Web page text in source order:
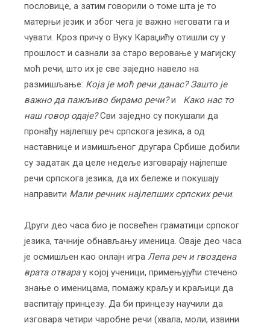
пословице, а затим говорили о томе шта је то
матерњи језик и због чега је важно неговати га и
чувати. Кроз причу о Вуку Караџићу отишли су у
прошлост и сазнали за старо веровање у магијску
моћ речи, што их је све заједно навело на
размишљање: Која је моћ речи данас? Зашто је
важно да пажљиво бирамо речи?и Како нас то
наш говор одаје?Сви заједно су покушали да
пронађу најлепшу реч српскога језика, а од
наставнице и измишљеног другара Србише добили
су задатак да целе недеље изговарају најлепше
речи српскога језика, да их бележе и покушају
направити Мали речник најлепших српских речи.
Други део часа био је посвећен граматици српског
језика, тачније обнављању именица. Оваје део часа
је осмишљен као онлајн игра Лепа реч и гвоздена
врата отварау којој ученици, примењујући стечено
знање о именицама, помажу краљу и краљици да
васпитају принцезу. Да би принцезу научили да
изговара четири чаробне речи (хвала, моли, извини